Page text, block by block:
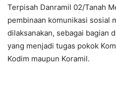
Terpisah Danramil 02/Tanah
pembinaan komunikasi sosial
dilaksanakan, sebagai bagian
yang menjadi tugas pokok
Kodim maupun Koramil.